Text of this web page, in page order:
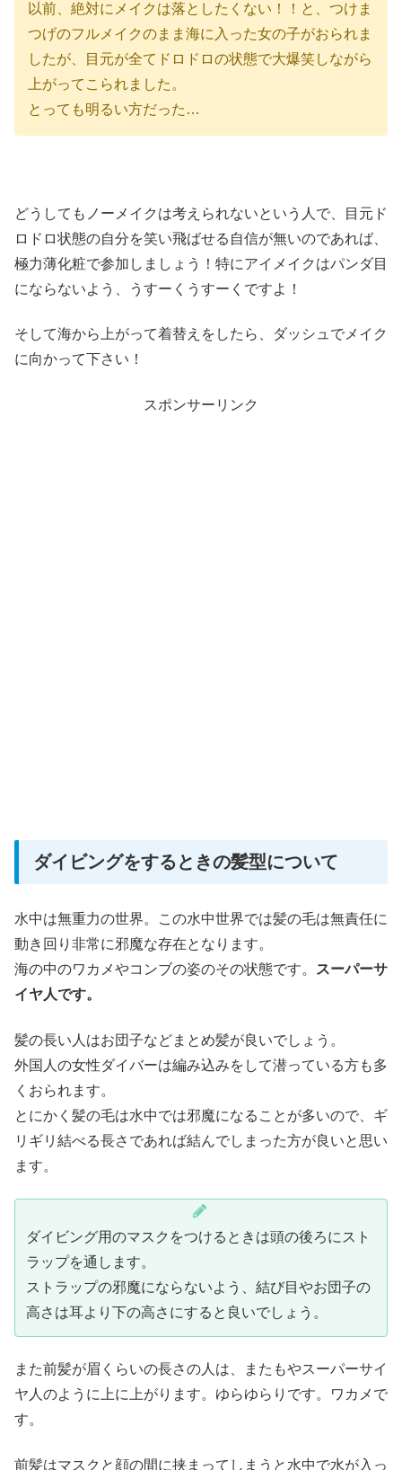
以前、絶対にメイクは落としたくない！！と、つけま
つげのフルメイクのまま海に入った女の子がおられま
したが、目元が全てドロドロの状態で大爆笑しながら
上がってこられました。
とっても明るい方だった…
どうしてもノーメイクは考えられないという人で、目元ド
ロドロ状態の自分を笑い飛ばせる自信が無いのであれば、
極力薄化粧で参加しましょう！特にアイメイクはパンダ目
にならないよう、うすーくうすーくですよ！
そして海から上がって着替えをしたら、ダッシュでメイク
に向かって下さい！
スポンサーリンク
ダイビングをするときの髪型について
水中は無重力の世界。この水中世界では髪の毛は無責任に
動き回り非常に邪魔な存在となります。
海の中のワカメやコンブの姿のその状態です。
スーパーサ
イヤ人です。
髪の長い人はお団子などまとめ髪が良いでしょう。
外国人の女性ダイバーは編み込みをして潜っている方も多
くおられます。
とにかく髪の毛は水中では邪魔になることが多いので、ギ
リギリ結べる長さであれば結んでしまった方が良いと思い
ます。
ダイビング用のマスクをつけるときは頭の後ろにスト
ラップを通します。
ストラップの邪魔にならないよう、結び目やお団子の
高さは耳より下の高さにすると良いでしょう。
また前髪が眉くらいの長さの人は、またもやスーパーサイ
ヤ人のように上に上がります。ゆらゆらりです。ワカメで
す。
前髪はマスクと顔の間に挟まってしまうと水中で水が入っ